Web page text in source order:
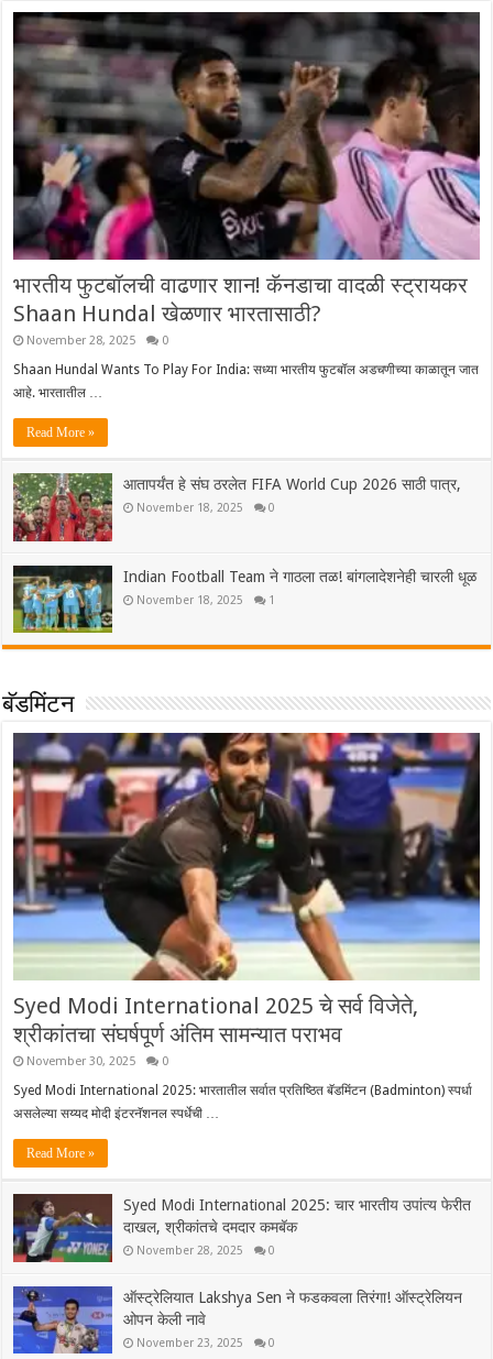
भारतीय फुटबॉलची वाढणार शान! कॅनडाचा वादळी स्ट्रायकर
Shaan Hundal खेळणार भारतासाठी?
November 28, 2025 0
Shaan Hundal Wants To Play For India: सध्या भारतीय फुटबॉल अडचणीच्या काळातून जात
आहे. भारतातील …
Read More »
आतापर्यंत हे संघ ठरलेत FIFA World Cup 2026 साठी पात्र,
November 18, 2025 0
Indian Football Team ने गाठला तळ! बांगलादेशनेही चारली धूळ
November 18, 2025 1
बॅडमिंटन
Syed Modi International 2025 चे सर्व विजेते,
श्रीकांतचा संघर्षपूर्ण अंतिम सामन्यात पराभव
November 30, 2025 0
Syed Modi International 2025: भारतातील सर्वात प्रतिष्ठित बॅडमिंटन (Badminton) स्पर्धा
असलेल्या सय्यद मोदी इंटरनॅशनल स्पर्धेची …
Read More »
Syed Modi International 2025: चार भारतीय उपांत्य फेरीत
दाखल, श्रीकांतचे दमदार कमबॅक
November 28, 2025 0
ऑस्ट्रेलियात Lakshya Sen ने फडकवला तिरंगा! ऑस्ट्रेलियन
ओपन केली नावे
November 23, 2025 0